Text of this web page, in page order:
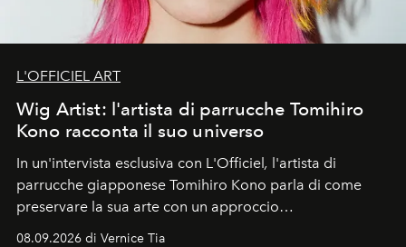
L'OFFICIEL ART
Wig Artist: l'artista di parrucche Tomihiro
Kono racconta il suo universo
In un'intervista esclusiva con L'Officiel, l'artista di
parrucche giapponese Tomihiro Kono parla di come
preservare la sua arte con un approccio
contemporaneo.
08.09.2026 di Vernice Tia